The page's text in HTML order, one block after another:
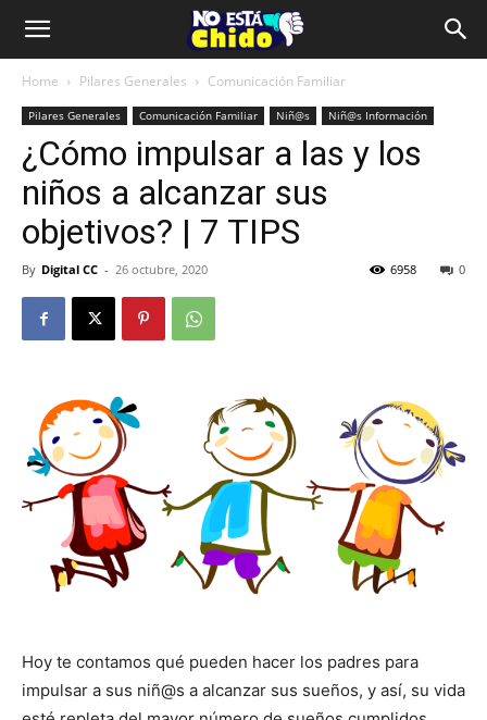
Home Pilares Generales Comunicación Familiar
Pilares Generales Comunicación Familiar Niñ@s Niñ@s Información
¿Cómo impulsar a las y los
niños a alcanzar sus
objetivos? | 7 TIPS
By Digital CC - 26 octubre, 2020 0
6958
Hoy te contamos qué pueden hacer los padres para
impulsar a sus niñ@s a alcanzar sus sueños, y así, su vida